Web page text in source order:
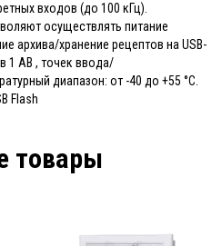
входов (до 100 кГц).
осуществлять питание
архива/хранение рецептов на USB-
1 AB , точек ввода/
диапазон: от -40 до +55 °С.
Flash
товары